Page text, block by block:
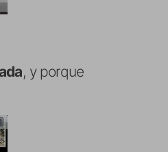
, y porque